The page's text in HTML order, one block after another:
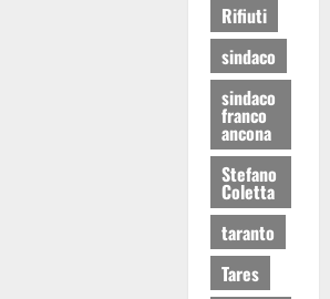
Rifiuti
sindaco
sindaco
franco
ancona
Stefano
Coletta
taranto
Tares